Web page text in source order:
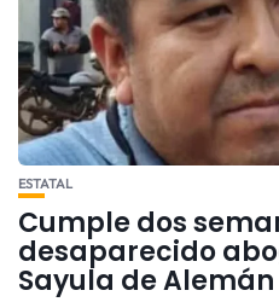
ESTATAL
Cumple dos
desaparecido
Sayula de Alemán